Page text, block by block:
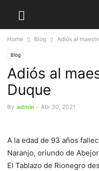
Home Blog Adiós al
Blog
Adiós al
Duque
By admin - Abr 30, 2021
A la edad de 93 años
Naranjo, oriundo de
El Tablazo de Rionegro